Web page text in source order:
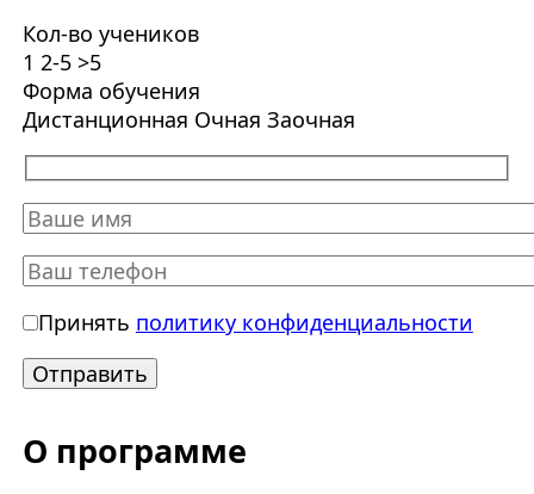
Кол-во учеников
1 2-5 >5
Форма обучения
Дистанционная Очная Заочная
Принять политику конфиденциальности
О программе